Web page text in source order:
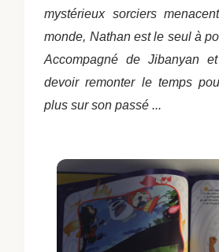
mystérieux sorciers
monde, Nathan est le seul à
Accompagné de Jibanyan
devoir remonter le temps
plus sur son passé ...